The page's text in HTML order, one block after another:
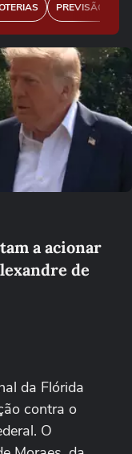
PREVISÃO DO
vídeo
a acionar
de
da Flórida
contra o
O